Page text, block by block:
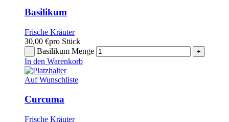
Basilikum
Frische Kräuter
30,00 €pro Stück
Basilikum Menge
In den Warenkorb
Auf Wunschliste
Curcuma
Frische Kräuter